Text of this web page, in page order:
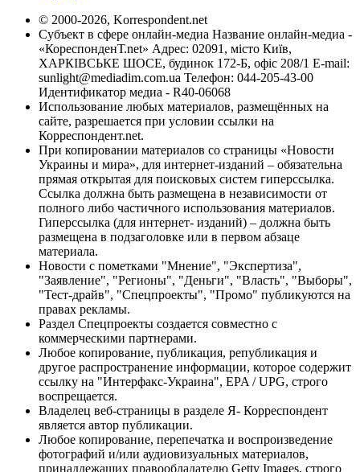
© 2000-2026, Korrespondent.net
Субъект в сфере онлайн-медиа Название онлайн-медиа -
«КореспонденТ.net» Адрес: 02091, місто Київ,
ХАРКІВСЬКЕ ШОСЕ, будинок 172-Б, офіс 208/1 E-mail:
sunlight@mediadim.com.ua Телефон: 044-205-43-00
Идентификатор медиа - R40-06068
Использование любых материалов, размещённых на
сайте, разрешается при условии ссылки на
Корреспондент.net.
При копировании материалов со страницы «Новости
Украины и мира», для интернет-изданий – обязательна
прямая открытая для поисковых систем гиперссылка.
Ссылка должна быть размещена в независимости от
полного либо частичного использования материалов.
Гиперссылка (для интернет- изданий) – должна быть
размещена в подзаголовке или в первом абзаце
материала.
Новости с пометками "Мнение", "Экспертиза",
"Заявление", "Регионы", "Деньги", "Власть", "Выборы",
"Тест-драйв", "Спецпроекты", "Промо" публикуются на
правах рекламы.
Раздел Спецпроекты создается совместно с
коммерческими партнерами.
Любое копирование, публикация, републикация и
другое распространение информации, которое содержит
ссылку на "Интерфакс-Украина", EPA / UPG, строго
воспрещается.
Владелец веб-страницы в разделе Я- Корреспондент
является автор публикации.
Любое копирование, перепечатка и воспроизведение
фотографий и/или аудиовизуальных материалов,
принадлежащих правообладателю Getty Images, строго